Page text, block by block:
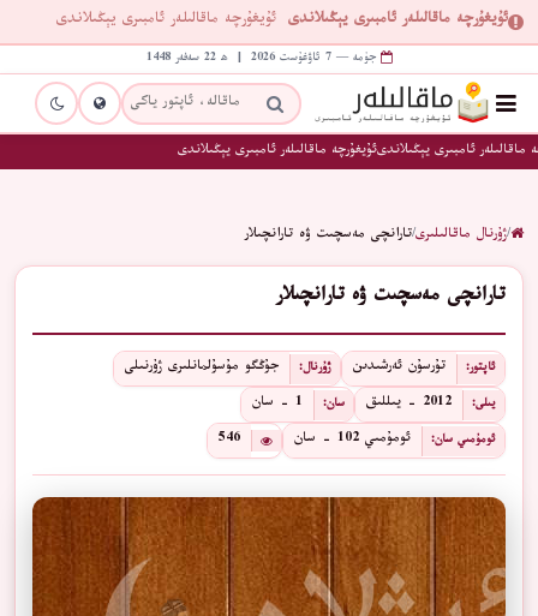
ئۇيغۇرچە ماقالىلەر ئامبىرى يېڭىلاندى ئۇيغۇرچە ماقالىلەر ئامبىرى يېڭىلاندى
جۈمە — 7 ئاۋغۇست 2026 | ھ 22 سەفەر 1448
ماقالىلەر ئامبىرى يېڭىلاندىئۇيغۇرچە ماقالىلەر ئامبىرى يېڭىلاندى
/ژۇرنال ماقالىلىرى/تارانچى مەسچىت ۋە تارانچىلار
تارانچى مەسچىت ۋە تارانچىلار
ئاپتور: تۇرسۇن ئەرشىدىن ژۇرنال: جۇڭگو مۇسۇلمانلىرى ژۇرنىلى
يىلى: 2012 - يىللىق سان: 1 - سان
ئومۇمىي سان: ئومۇمىي 102 - سان 546